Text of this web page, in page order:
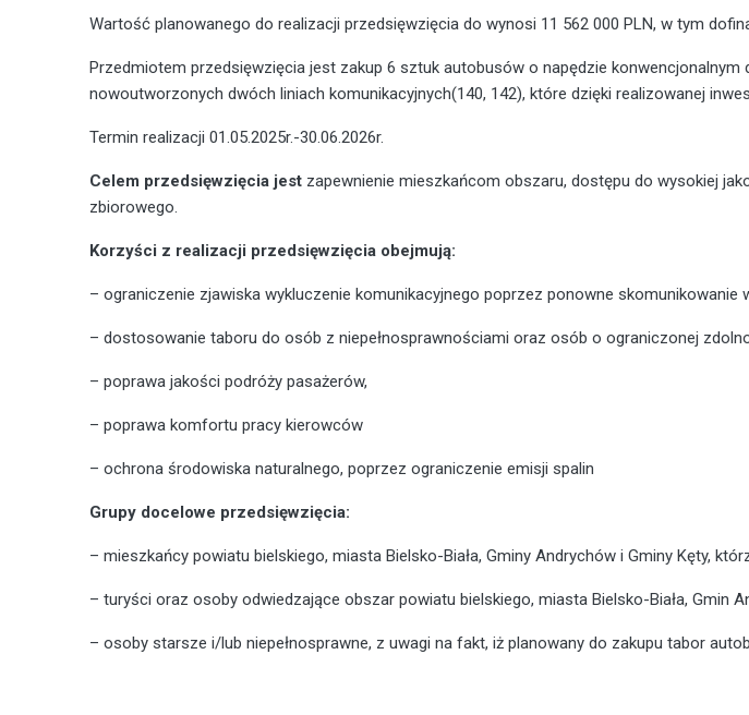
Wartość planowanego do realizacji przedsięwzięcia do wynosi 11 562 000 PLN, w tym
Przedmiotem przedsięwzięcia jest zakup 6 sztuk autobusów o napędzie konwencjonalnym
nowoutworzonych dwóch liniach komunikacyjnych(140, 142), które dzięki realizowanej
Termin realizacji 01.05.2025r.-30.06.2026r.
Celem przedsięwzięcia jest zapewnienie mieszkańcom obszaru, dostępu do wysokiej
zbiorowego.
Korzyści z realizacji przedsięwzięcia obejmują:
– ograniczenie zjawiska wykluczenie komunikacyjnego poprzez ponowne
– dostosowanie taboru do osób z niepełnosprawnościami oraz osób o ograniczonej
– poprawa jakości podróży pasażerów,
– poprawa komfortu pracy kierowców
– ochrona środowiska naturalnego, poprzez ograniczenie emisji spalin
Grupy docelowe przedsięwzięcia:
– mieszkańcy powiatu bielskiego, miasta Bielsko-Biała, Gminy Andrychów i Gminy Kęty,
– turyści oraz osoby odwiedzające obszar powiatu bielskiego, miasta Bielsko-Biała, Gmin
– osoby starsze i/lub niepełnosprawne, z uwagi na fakt, iż planowany do zakupu tabor